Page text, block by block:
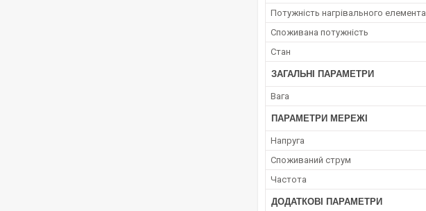
Потужність нагрівального елемента
Споживана потужність
Стан
ЗАГАЛЬНІ ПАРАМЕТРИ
Вага
ПАРАМЕТРИ МЕРЕЖІ
Напруга
Споживаний струм
Частота
ДОДАТКОВІ ПАРАМЕТРИ